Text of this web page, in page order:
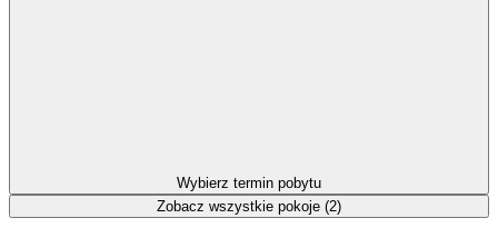
Wybierz termin pobytu
Zobacz wszystkie pokoje (2)